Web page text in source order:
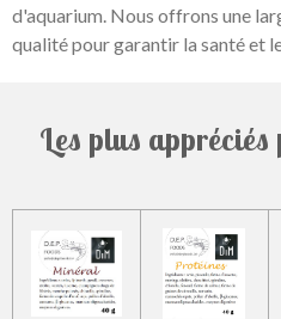
d'aquarium. Nous offrons une
qualité pour garantir la santé et
Les plus appréciés